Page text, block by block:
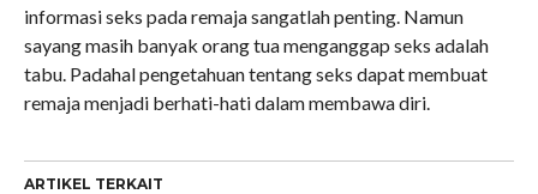
informasi seks pada remaja sangatlah penting. Namun
sayang masih banyak orang tua menganggap seks adalah
tabu. Padahal pengetahuan tentang seks dapat membuat
remaja menjadi berhati-hati dalam membawa diri.
ARTIKEL TERKAIT